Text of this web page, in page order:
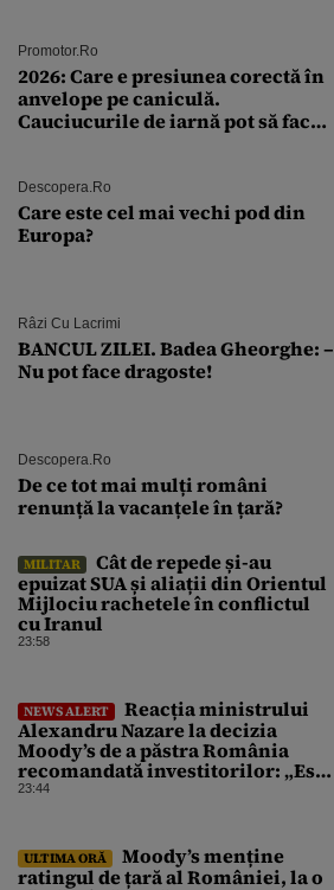
Promotor.ro
2026: Care e presiunea corectă în
anvelope pe caniculă.
Cauciucurile de iarnă pot să facă
Descopera.ro
Care este cel mai vechi pod din
Europa?
Râzi Cu Lacrimi
BANCUL ZILEI. Badea Gheorghe: –
Nu pot face dragoste!
Descopera.ro
De ce tot mai mulți români
renunță la vacanțele în țară?
MILITAR
Cât de repede și-au
epuizat SUA și aliații din Orientul
Mijlociu rachetele în conflictul
cu Iranul
23:58
NEWS ALERT
Reacția ministrului
Alexandru Nazare la decizia
Moody’s de a păstra România
recomandată investitorilor: „Este
un răgaz, dar în niciun caz un
23:44
ULTIMA ORĂ
Moody’s menține
ratingul de țară al României, la o